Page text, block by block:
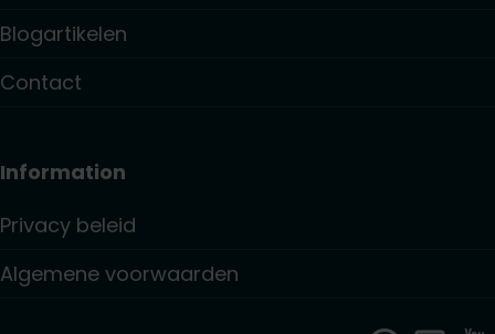
Blogartikelen
Contact
Information
Privacy beleid
Algemene voorwaarden